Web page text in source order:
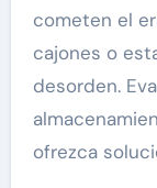
cometen el
cajones o
desorden.
ofrezca